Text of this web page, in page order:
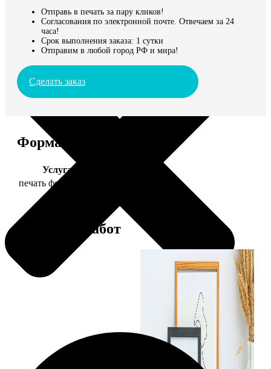
Отправь в печать за пару кликов!
Согласования по электронной почте. Отвечаем за 24
часа!
Срок выполнения заказа: 1 сутки
Отправим в любой город РФ и мира!
Сделать заказ
Форматы и цены
Услуга
печать фото 20х30
Примеры работ